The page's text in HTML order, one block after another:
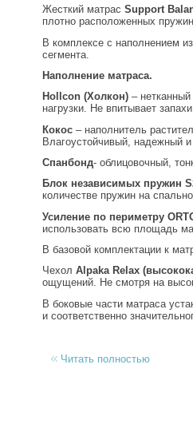
Жесткий матрас Support
плотно расположенных
В комплексе с наполнением
сегмента.
Наполнение матраса.
Hollcon (Холкон) –
нагрузки. Не впитывает
Кокос – наполнитель
Влагоустойчивый, надежный
Спанбонд- облицовочный,
Блок независимых пружин
количестве пружин на
Усиление по периметру
использовать всю площадь
В базовой комплектации к
Чехол Alpaka Relax
ощущений. Не смотря на
В боковые части матраса
и соответственно
Читать полностью